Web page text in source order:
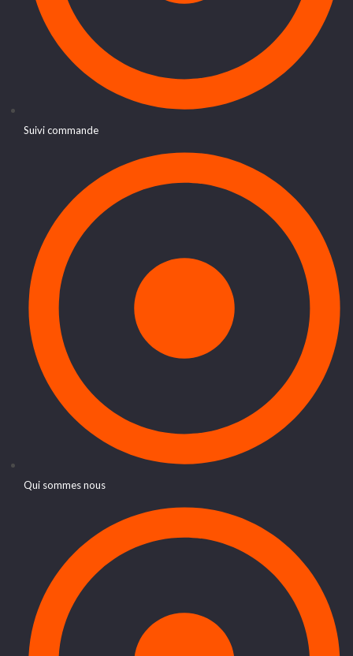
Suivi commande
Qui sommes nous